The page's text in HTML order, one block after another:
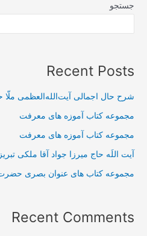
جستجو
Recent Posts
شرح حال اجمالی آیت‌الله‌العظمی
مجموعه کتاب آموزه های معرفت
مجموعه کتاب آموزه های معرفت
آیت اللَه حاج میرزا جواد آقا ملکی
مجموعه کتاب های عنوان بصری حضرت
Recent Comments